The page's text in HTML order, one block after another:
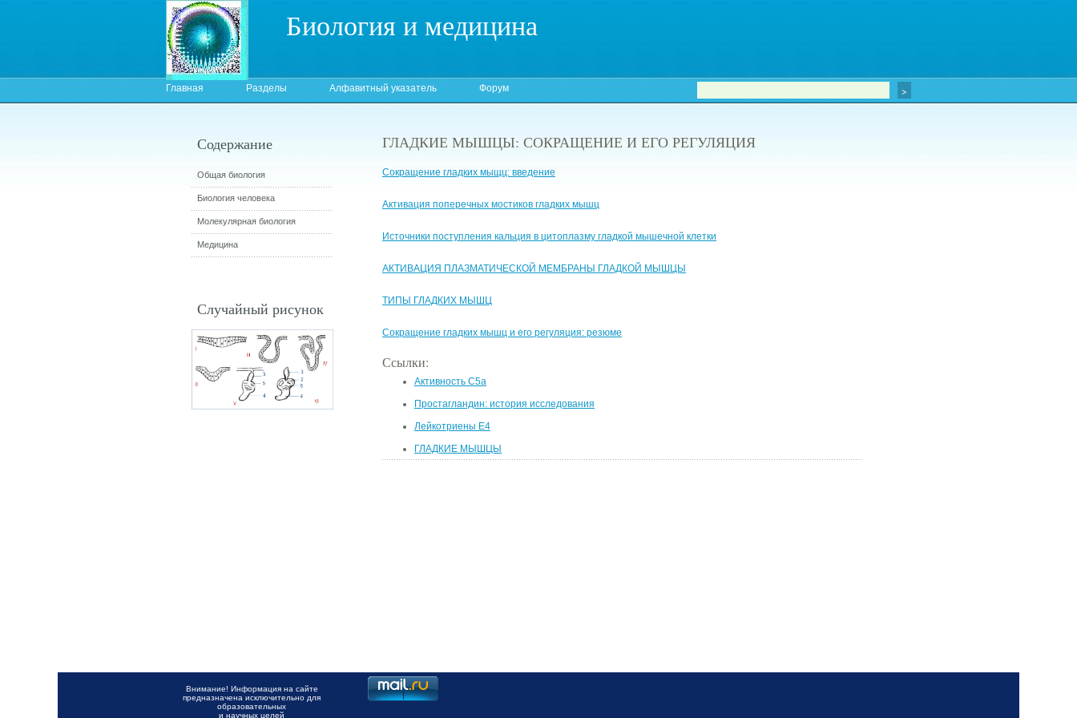
Биология и медицина
Главная Разделы Алфавитный указатель Форум
ГЛАДКИЕ МЫШЦЫ: СОКРАЩЕНИЕ И ЕГО РЕГУЛЯЦИЯ
Сокращение гладких мыщц: введение
Активация поперечных мостиков гладких мышц
Источники поступления кальция в цитоплазму гладкой мышечной клетки
АКТИВАЦИЯ ПЛАЗМАТИЧЕСКОЙ МЕМБРАНЫ ГЛАДКОЙ МЫШЦЫ
ТИПЫ ГЛАДКИХ МЫШЦ
Сокращение гладких мышц и его регуляция: резюме
Ссылки:
Активность C5a
Простагландин: история исследования
Лейкотриены E4
ГЛАДКИЕ МЫШЦЫ
Содержание
Общая биология
Биология человека
Молекулярная биология
Медицина
Случайный рисунок
Внимание! Информация на сайте
предназначена исключительно для
образовательных
и научных целей